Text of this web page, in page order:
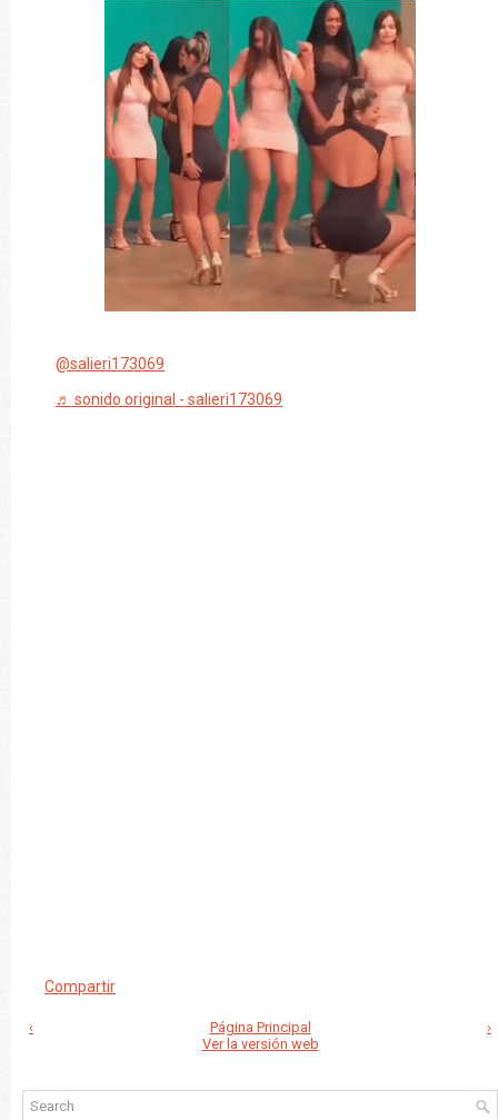
@salieri173069
♬ sonido original - salieri173069
Compartir
‹ ›
Página Principal
Ver la versión web